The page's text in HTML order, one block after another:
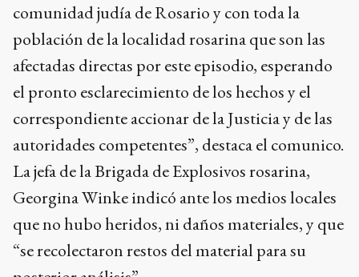
comunidad judía de Rosario y con toda la
población de la localidad rosarina que son las
afectadas directas por este episodio, esperando
el pronto esclarecimiento de los hechos y el
correspondiente accionar de la Justicia y de las
autoridades competentes”, destaca el comunico.
La jefa de la Brigada de Explosivos rosarina,
Georgina Winke indicó ante los medios locales
que no hubo heridos, ni daños materiales, y que
“se recolectaron restos del material para su